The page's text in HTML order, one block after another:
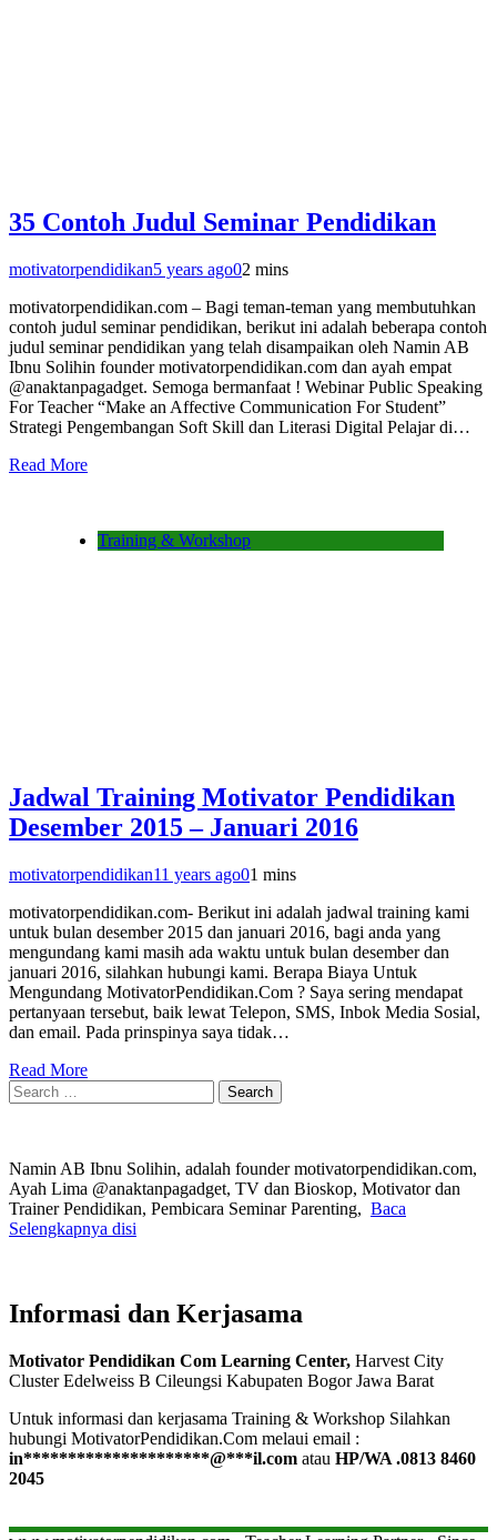
35 Contoh Judul Seminar Pendidikan
motivatorpendidikan5 years ago02 mins
motivatorpendidikan.com – Bagi teman-teman yang membutuhkan
contoh judul seminar pendidikan, berikut ini adalah beberapa contoh
judul seminar pendidikan yang telah disampaikan oleh Namin AB
Ibnu Solihin founder motivatorpendidikan.com dan ayah empat
@anaktanpagadget. Semoga bermanfaat ! Webinar Public Speaking
For Teacher “Make an Affective Communication For Student”
Strategi Pengembangan Soft Skill dan Literasi Digital Pelajar di…
Read More
Training & Workshop
Jadwal Training Motivator Pendidikan
Desember 2015 – Januari 2016
motivatorpendidikan11 years ago01 mins
motivatorpendidikan.com- Berikut ini adalah jadwal training kami
untuk bulan desember 2015 dan januari 2016, bagi anda yang
mengundang kami masih ada waktu untuk bulan desember dan
januari 2016, silahkan hubungi kami. Berapa Biaya Untuk
Mengundang MotivatorPendidikan.Com ? Saya sering mendapat
pertanyaan tersebut, baik lewat Telepon, SMS, Inbok Media Sosial,
dan email. Pada prinspinya saya tidak…
Read More
Search
for:
Namin AB Ibnu Solihin, adalah founder motivatorpendidikan.com,
Ayah Lima @anaktanpagadget, TV dan Bioskop, Motivator dan
Trainer Pendidikan, Pembicara Seminar Parenting, Baca
Selengkapnya disi
Informasi dan Kerjasama
Motivator Pendidikan Com Learning Center, Harvest City
Cluster Edelweiss B Cileungsi Kabupaten Bogor Jawa Barat
Untuk informasi dan kerjasama Training & Workshop Silahkan
hubungi MotivatorPendidikan.Com melaui email :
in*********************@***il.com atau HP/WA .0813 8460
2045